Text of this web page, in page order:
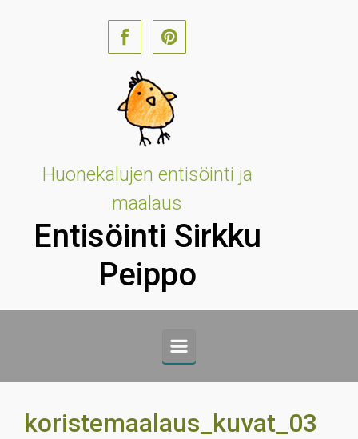
Skip to main content
Huonekalujen entisöinti ja
maalaus
Entisöinti Sirkku
Peippo
koristemaalaus_kuvat_03